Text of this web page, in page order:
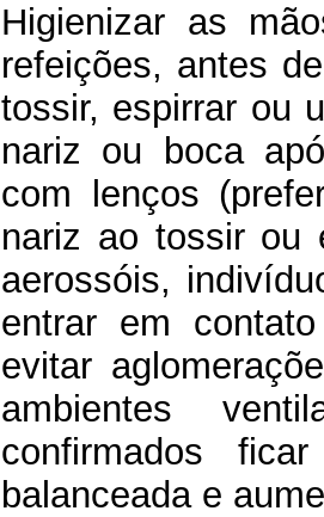
Higienizar as
refeições, antes
tossir, espirrar ou
nariz ou boca
com lenços
nariz ao tossir ou
aerossóis,
entrar em
evitar
ambientes
confirmados
balanceada e